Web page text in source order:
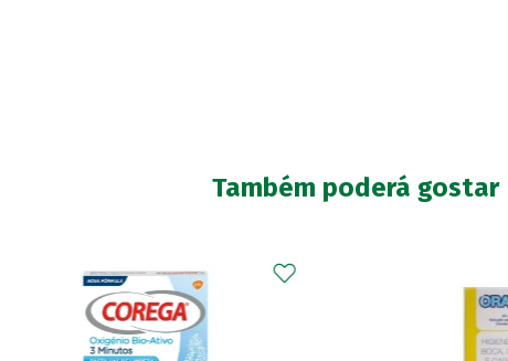
Também poderá gostar